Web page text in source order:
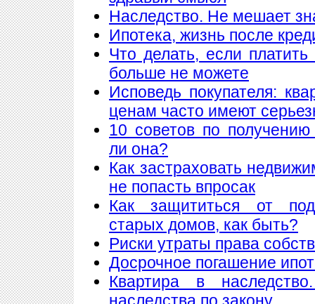
Наследство. Не мешает
Ипотека, жизнь после
Что делать, если
больше не можете
Исповедь покупателя:
ценам часто имеют
10 советов по
ли она?
Как застраховать
не попасть впросак
Как защититься от
старых домов, как быть?
Риски утраты права
Досрочное погашение
Квартира в
наследства по закону.